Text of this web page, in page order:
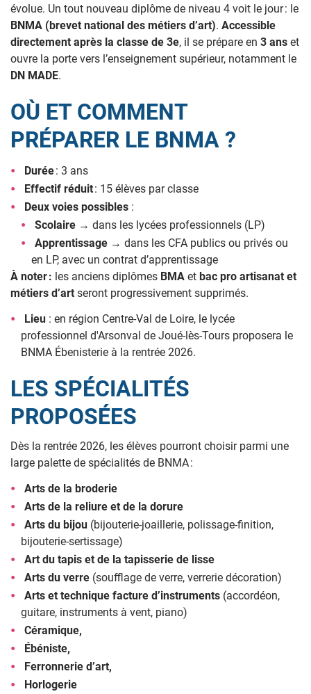
évolue. Un tout nouveau diplôme de niveau 4 voit le jour : le
BNMA (brevet national des métiers d’art). Accessible
directement après la classe de 3e, il se prépare en 3 ans et
ouvre la porte vers l’enseignement supérieur, notamment le
DN MADE.
OÙ ET COMMENT
PRÉPARER LE BNMA ?
Durée: 3 ans
Effectif réduit: 15 élèves par classe
Deux voies possibles :
Scolaire → dans les lycées professionnels (LP)
Apprentissage → dans les CFA publics ou privés ou
en LP, avec un contrat d’apprentissage
À noter : les anciens diplômes BMA et bac pro artisanat et
métiers d’art seront progressivement supprimés.
Lieu : en région Centre-Val de Loire, le lycée
professionnel d'Arsonval de Joué-lès-Tours proposera le
BNMA Ébenisterie à la rentrée 2026.
LES SPÉCIALITÉS
PROPOSÉES
Dès la rentrée 2026, les élèves pourront choisir parmi une
large palette de spécialités de BNMA :
Arts de la broderie
Arts de la reliure et de la dorure
Arts du bijou (bijouterie-joaillerie, polissage-finition,
bijouterie-sertissage)
Art du tapis et de la tapisserie de lisse
Arts du verre (soufflage de verre, verrerie décoration)
Arts et technique facture d’instruments (accordéon,
guitare, instruments à vent, piano)
Céramique,
Ébéniste,
Ferronnerie d’art,
Horlogerie